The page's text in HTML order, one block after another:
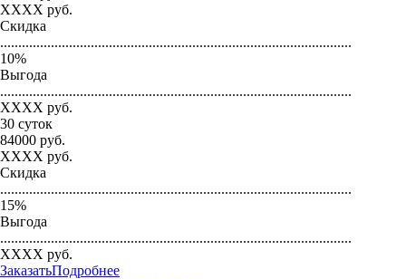
XXXX руб.
Скидка
.................................................................................................
10%
Выгода
.................................................................................................
XXXX руб.
30 суток
84000 руб.
XXXX руб.
Скидка
.................................................................................................
15%
Выгода
.................................................................................................
XXXX руб.
ЗаказатьПодробнее